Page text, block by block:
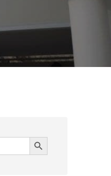
Search Button